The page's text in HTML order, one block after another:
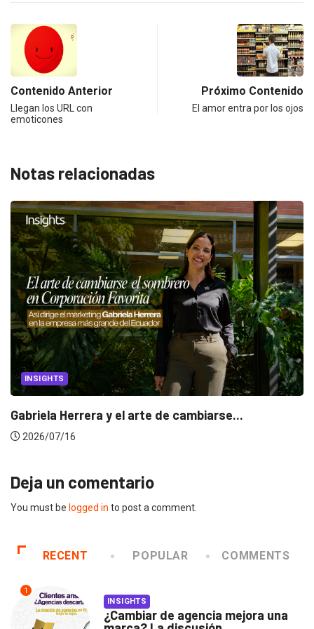
Contenido Anterior
Llegan los URL con
emoticones
Próximo Contenido
El amor entra por los ojos
Notas relacionadas
INSIGHTS
Gabriela Herrera y el arte de cambiarse...
2026/07/16
Deja un comentario
You must be logged in to post a comment.
RECENT POPULAR COMMENTS
1
INSIGHTS
¿Cambiar de agencia mejora una